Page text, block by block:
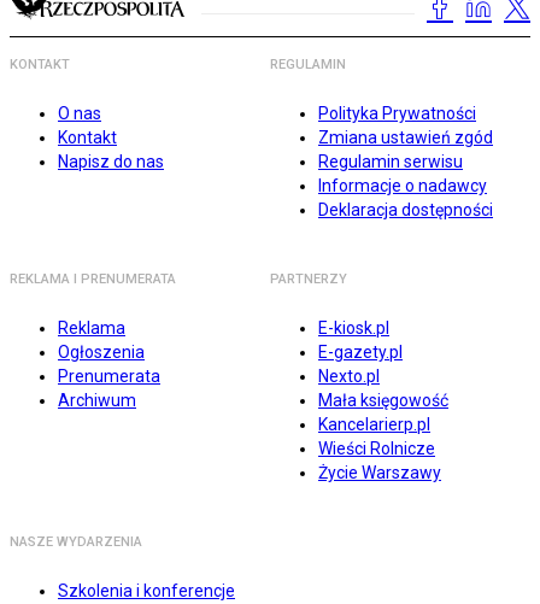
KONTAKT
O nas
Kontakt
Napisz do nas
REGULAMIN
Polityka Prywatności
Zmiana ustawień zgód
Regulamin serwisu
Informacje o nadawcy
Deklaracja dostępności
REKLAMA I PRENUMERATA
Reklama
Ogłoszenia
Prenumerata
Archiwum
PARTNERZY
E-kiosk.pl
E-gazety.pl
Nexto.pl
Mała księgowość
Kancelarierp.pl
Wieści Rolnicze
Życie Warszawy
NASZE WYDARZENIA
Szkolenia i konferencje